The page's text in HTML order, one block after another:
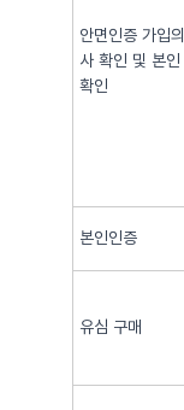
안면인증 가입의
사 확인 및 본인
확인
본인인증
유심 구매